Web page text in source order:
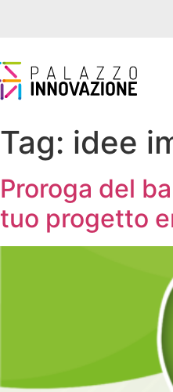
Tag: idee
Proroga del
tuo progetto